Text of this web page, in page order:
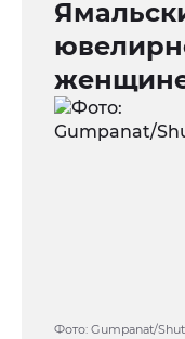
Фото: Gumpanat/